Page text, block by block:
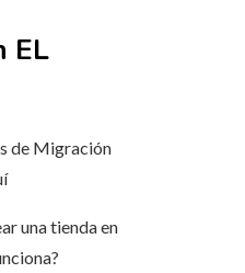
EL
de Migración
una tienda en